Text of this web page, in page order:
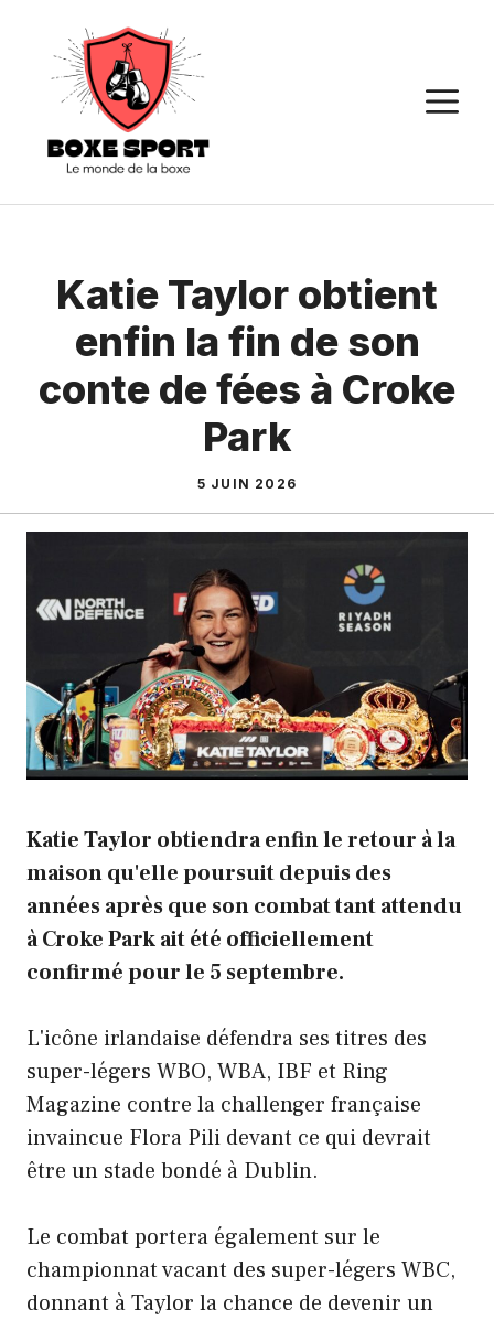
contenu
Katie Taylor obtient
enfin la fin de son
conte de fées à Croke
Park
5 JUIN 2026
Katie Taylor obtiendra enfin le retour à la
maison qu'elle poursuit depuis des
années après que son combat tant attendu
à Croke Park ait été officiellement
confirmé pour le 5 septembre.
L'icône irlandaise défendra ses titres des
super-légers WBO, WBA, IBF et Ring
Magazine contre la challenger française
invaincue Flora Pili devant ce qui devrait
être un stade bondé à Dublin.
Le combat portera également sur le
championnat vacant des super-légers WBC,
donnant à Taylor la chance de devenir un